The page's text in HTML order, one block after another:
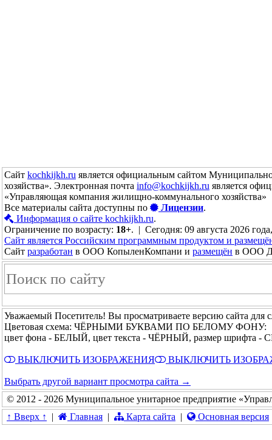
Сайт kochkijkh.ru является официальным сайтом
хозяйства». Электронная почта info@kochkijkh.ru является
«Управляющая компания жилищно-коммунального хозяйства»
Все материалы сайта доступны по
Лицензии.
Информация о сайте kochkijkh.ru.
Ограничение по возрасту: 18+. | Сегодня: 09 августа 2026
Сайт является Российским программным продуктом и
Сайт разработан в ООО КопыленКомпани и размещён в ООО
Уважаемый Посетитель! Вы просматриваете версию сайта для
Цветовая схема: ЧЁРНЫМИ БУКВАМИ ПО БЕЛОМУ ФОНУ:
цвет фона - БЕЛЫЙ, цвет текста - ЧЁРНЫЙ, размер шрифта
ВЫКЛЮЧИТЬ ИЗОБРАЖЕНИЯ ВЫКЛЮЧИТЬ
Выбрать другой вариант просмотра сайта →
© 2012 - 2026 Муниципальное унитарное предприятие
↑ Вверх ↑
| Главная | Карта сайта | Основная версия